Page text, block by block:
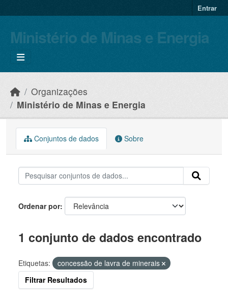
Entrar
Ministério de Minas e Energia
Organizações
Ministério de Minas e Energia
Conjuntos de dados Sobre
Ordenar por
1 conjunto de dados encontrado
Etiquetas:
concessão de lavra de minerais
Filtrar Resultados